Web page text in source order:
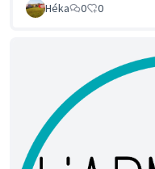
Héka
0 0